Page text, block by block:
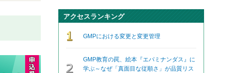
アクセスランキング
GMPにおける変更と変更管理
GMP教育の罠、絵本『エパミナンダス』に
学ぶ～なぜ「真面目な従順さ」が品質リス